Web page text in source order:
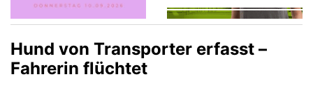
Hund von Transporter erfasst –
Fahrerin flüchtet